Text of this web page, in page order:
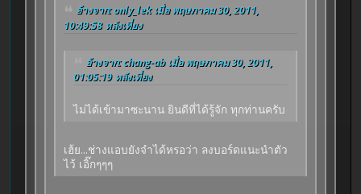
อ้างจาก: only_lek เมื่อ พฤษภาคม 30, 2011,
10:49:58 หลังเที่ยง
อ้างจาก: chang-ab เมื่อ พฤษภาคม 30, 2011,
01:05:19 หลังเที่ยง
ไม่ได้เข้ามาซะนาน ยินดีที่ได้รู้จัก ทุกท่านครับ
เฮ้ย...ช่างแอบยังจำได้หรอว่า ลงบอร์ดแนะนำตัว
ไว้ เอิ๊กๆๆๆ